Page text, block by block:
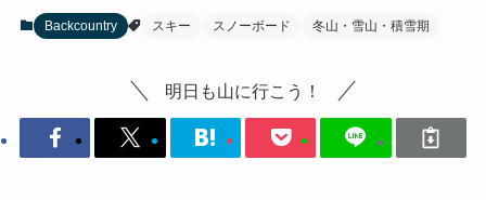
Backcountry スキー スノーボード 冬山・雪山・積雪期
明日も山に行こう！